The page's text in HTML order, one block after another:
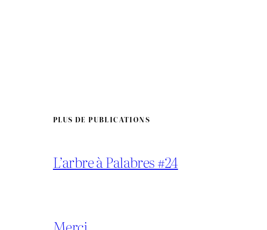
PLUS DE PUBLICATIONS
L’arbre à Palabres #24